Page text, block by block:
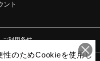
ント
ご利用条件
性のためCookieを使用し